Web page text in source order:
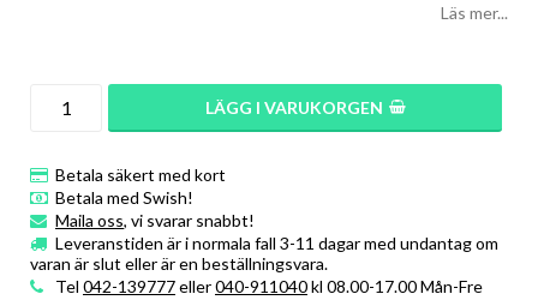
Läs mer...
LÄGG I VARUKORGEN
Betala säkert med kort
Betala med Swish!
Maila oss, vi svarar snabbt!
Leveranstiden är i normala fall 3-11 dagar med undantag om
varan är slut eller är en beställningsvara.
Tel 042-139777eller040-911040kl 08.00-17.00 Mån-Fre